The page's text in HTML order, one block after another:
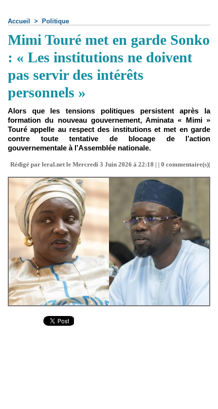
Accueil > Politique
Mimi Touré met en garde Sonko
: « Les institutions ne doivent
pas servir des intérêts
personnels »
Alors que les tensions politiques persistent après la
formation du nouveau gouvernement, Aminata « Mimi »
Touré appelle au respect des institutions et met en garde
contre toute tentative de blocage de l’action
gouvernementale à l’Assemblée nationale.
Rédigé par leral.net le Mercredi 3 Juin 2026 à 22:18 | | 0 commentaire(s)|